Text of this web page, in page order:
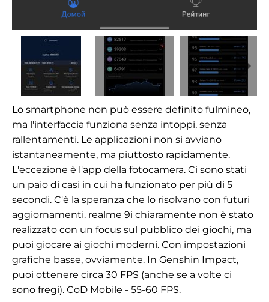
Lo smartphone non può essere definito fulmineo,
ma l'interfaccia funziona senza intoppi, senza
rallentamenti. Le applicazioni non si avviano
istantaneamente, ma piuttosto rapidamente.
L'eccezione è l'app della fotocamera. Ci sono stati
un paio di casi in cui ha funzionato per più di 5
secondi. C'è la speranza che lo risolvano con futuri
aggiornamenti. realme 9i chiaramente non è stato
realizzato con un focus sul pubblico dei giochi, ma
puoi giocare ai giochi moderni. Con impostazioni
grafiche basse, ovviamente. In Genshin Impact,
puoi ottenere circa 30 FPS (anche se a volte ci
sono fregi). CoD Mobile - 55-60 FPS.